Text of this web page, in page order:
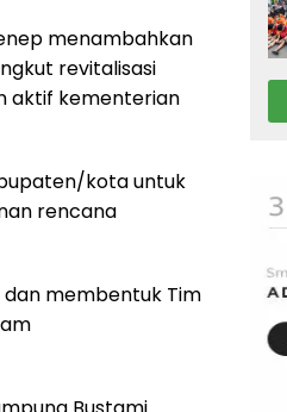
menambahkan
revitalisasi
aktif kementerian
kota untuk
rencana
dan membentuk Tim